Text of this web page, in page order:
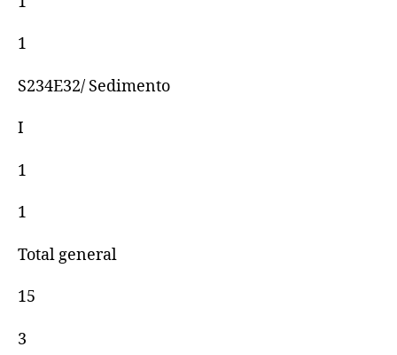
1
S234E32/ Sedimento
I
1
1
Total general
15
3